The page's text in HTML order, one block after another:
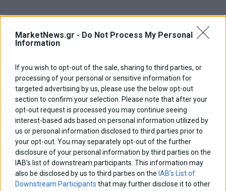
MarketNews.gr - Do Not Process My Personal
Information
If you wish to opt-out of the sale, sharing to third parties, or
processing of your personal or sensitive information for
targeted advertising by us, please use the below opt-out
section to confirm your selection. Please note that after your
opt-out request is processed you may continue seeing
interest-based ads based on personal information utilized by
us or personal information disclosed to third parties prior to
your opt-out. You may separately opt-out of the further
disclosure of your personal information by third parties on the
IAB’s list of downstream participants. This information may
also be disclosed by us to third parties on the IAB’s List of
Downstream Participants that may further disclose it to other